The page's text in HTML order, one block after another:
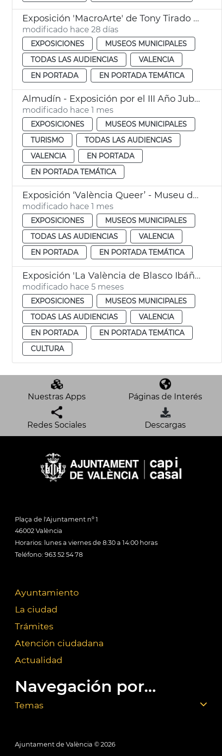
Exposición 'MacroArte' de Tony Tirado - El Paleontològic
modificado hace 28 días
EXPOSICIONES
MUSEOS MUNICIPALES
TODAS LAS AUDIENCIAS
VALENCIA
EN PORTADA
EN PORTADA TEMÁTICA
Almudín - Exposición por el III Año Jubilar del Santo Cáliz
modificado hace 1 mes
EXPOSICIONES
MUSEOS MUNICIPALES
TURISMO
TODAS LAS AUDIENCIAS
VALENCIA
EN PORTADA
EN PORTADA TEMÁTICA
Exposición ‘València Queer’ - Museu de la Ciutat
modificado hace 1 mes
EXPOSICIONES
MUSEOS MUNICIPALES
TODAS LAS AUDIENCIAS
VALENCIA
EN PORTADA
EN PORTADA TEMÁTICA
Exposición 'La València de Blasco Ibáñez'
modificado hace 5 meses
EXPOSICIONES
MUSEOS MUNICIPALES
TODAS LAS AUDIENCIAS
VALENCIA
EN PORTADA
EN PORTADA TEMÁTICA
CULTURA
Nuestras Apps Páginas de Interés
Redes Sociales Descargas
Plaça de l'Ajuntament nº 1
46002 València
Horarios: lunes a viernes de 8:30 a 14:00 horas
Teléfono: 963 52 54 78
Ayuntamiento
La ciudad
Trámites
Atención ciudadana
Actualidad
Navegación por...
Temas
Ajuntament de València © 2026